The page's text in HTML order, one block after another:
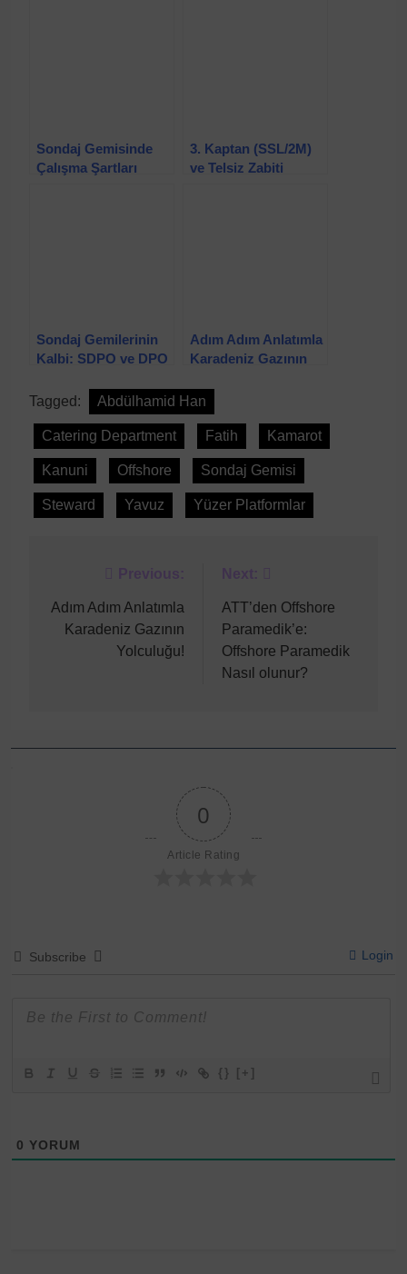
Sondaj Gemisinde
Çalışma Şartları
3. Kaptan (SSL/2M)
ve Telsiz Zabiti
Sondaj Gemilerinin
Kalbi: SDPO ve DPO
Sorumluluklarını
Öğrenin!
Adım Adım Anlatımla
Karadeniz Gazının
Tagged:
Abdülhamid Han
Catering Department Fatih Kamarot
Kanuni Offshore Sondaj Gemisi
Steward Yavuz Yüzer Platformlar
navigation
Previous:
Adım Adım Anlatımla
Karadeniz Gazının
Yolculuğu!
Next:
ATT’den Offshore
Paramedik’e:
Offshore Paramedik
Nasıl olunur?
0
Article Rating
Subscribe Login
{} [+]
0 YORUM